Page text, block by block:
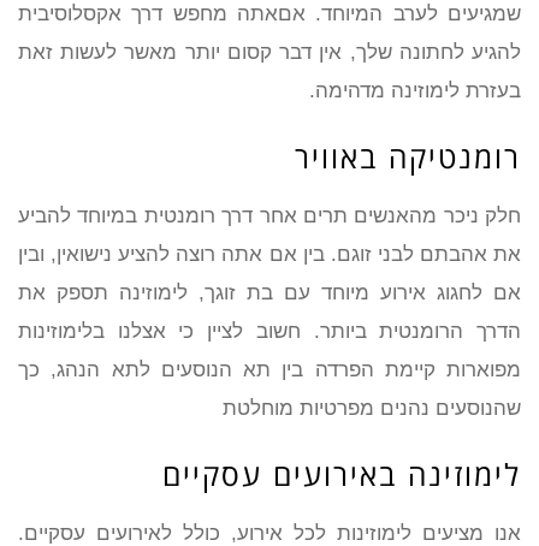
שמגיעים לערב המיוחד. אםאתה מחפש דרך אקסלוסיבית
להגיע לחתונה שלך, אין דבר קסום יותר מאשר לעשות זאת
בעזרת לימוזינה מדהימה.
רומנטיקה באוויר
חלק ניכר מהאנשים תרים אחר דרך רומנטית במיוחד להביע
את אהבתם לבני זוגם. בין אם אתה רוצה להציע נישואין, ובין
אם לחגוג אירוע מיוחד עם בת זוגך, לימוזינה תספק את
הדרך הרומנטית ביותר. חשוב לציין כי אצלנו בלימוזינות
מפוארות קיימת הפרדה בין תא הנוסעים לתא הנהג, כך
שהנוסעים נהנים מפרטיות מוחלטת
לימוזינה באירועים עסקיים
אנו מציעים לימוזינות לכל אירוע, כולל לאירועים עסקיים.